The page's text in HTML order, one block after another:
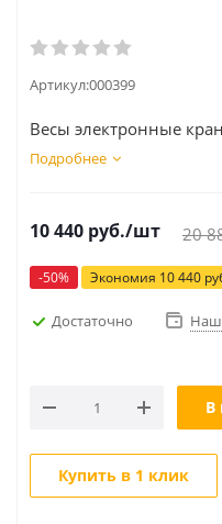
Артикул:000399
Весы электронные
Подробнее
10 440 руб./шт 20
-50% Экономия 10 440
Достаточно
В
Купить в 1 клик